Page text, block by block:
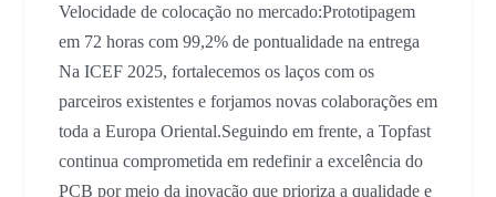
Velocidade de colocação no mercado:Prototipagem
em 72 horas com 99,2% de pontualidade na entrega
Na ICEF 2025, fortalecemos os laços com os
parceiros existentes e forjamos novas colaborações em
toda a Europa Oriental.Seguindo em frente, a Topfast
continua comprometida em redefinir a excelência do
PCB por meio da inovação que prioriza a qualidade e